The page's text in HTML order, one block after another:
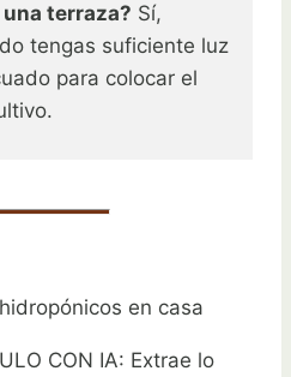
terraza? Sí,
tengas suficiente luz
para colocar el
en casa
CON IA: Extrae lo